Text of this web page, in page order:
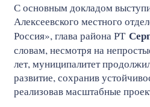
С основным докладом
Алексеевского местного
Россия», глава района РТ
словам, несмотря на
лет, муниципалитет
развитие, сохранив
реализовав масштабные